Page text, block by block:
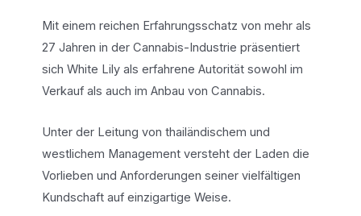
Mit einem reichen Erfahrungsschatz von mehr als
27 Jahren in der Cannabis-Industrie präsentiert
sich White Lily als erfahrene Autorität sowohl im
Verkauf als auch im Anbau von Cannabis.
Unter der Leitung von thailändischem und
westlichem Management versteht der Laden die
Vorlieben und Anforderungen seiner vielfältigen
Kundschaft auf einzigartige Weise.